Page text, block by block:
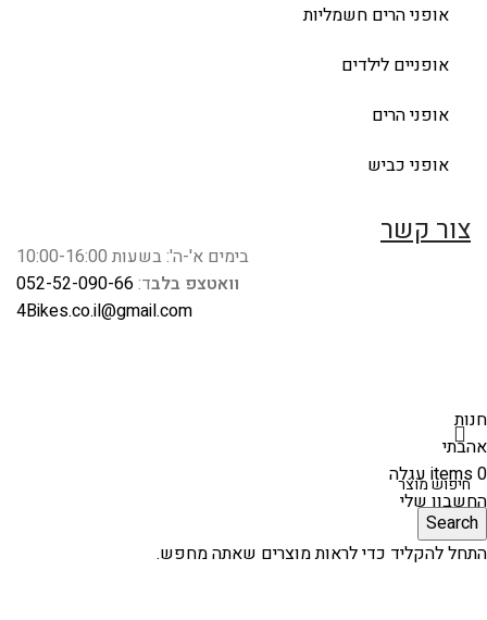
אופני הרים חשמליות
אופניים לילדים
אופני הרים
אופני כביש
צור קשר
בימים א'-ה': בשעות 10:00-16:00
וואטצפ בלבד:052-52-090-66
4Bikes.co.il@gmail.com
Search
התחל להקליד כדי לראות מוצרים שאתה מחפש.
חנות
אהבתי
0
itemsעגלה
החשבון שלי